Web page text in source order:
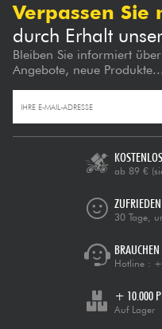
Verpassen Sie
durch Erhalt
Bleiben Sie informiert
Angebote, neue Produkte...
ab 89 €
30 Tage,
Hotline :
+ 10.000
Auf Lager